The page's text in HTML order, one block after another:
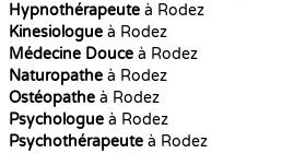
Hypnothérapeute à Rodez
Kinesiologue à Rodez
Médecine Douce à Rodez
Naturopathe à Rodez
Ostéopathe à Rodez
Psychologue à Rodez
Psychothérapeute à Rodez